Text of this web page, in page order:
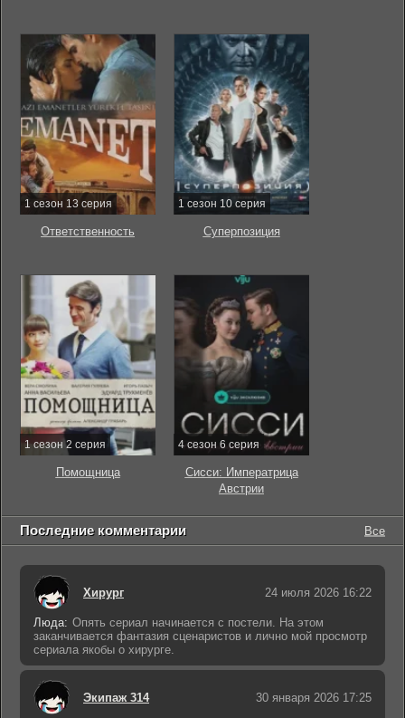
1 сезон 13 серия
Ответственность
1 сезон 10 серия
Суперпозиция
1 сезон 2 серия
Помощница
4 сезон 6 серия
Сисси: Императрица
Австрии
Последние комментарии Все
Хирург 24 июля 2026 16:22
Люда: Опять сериал начинается с постели. На этом
заканчивается фантазия сценаристов и лично мой просмотр
сериала якобы о хирурге.
Экипаж 314 30 января 2026 17:25